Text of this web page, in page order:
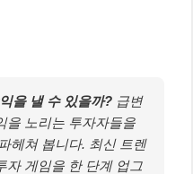
을 낼 수 있을까? 급변
을 노리는 투자자들을
헤쳐 봅니다. 최신 트렌
자 게임을 한 단계 업그